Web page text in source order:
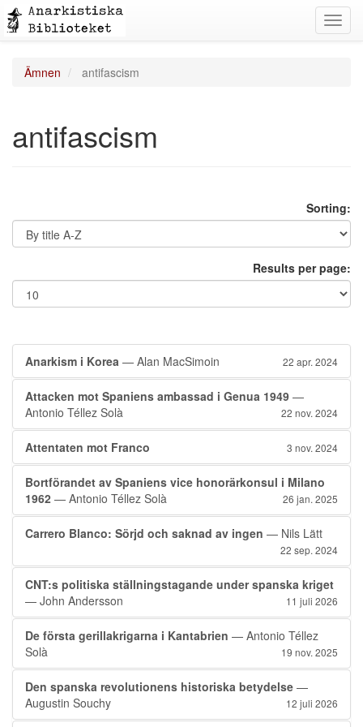
Ämnen antifascism
antifascism
Sorting:
Results per page:
Anarkism i Korea — Alan MacSimoin 22 apr. 2024
Attacken mot Spaniens ambassad i Genua 1949 —
Antonio Téllez Solà
22 nov. 2024
Attentaten mot Franco 3 nov. 2024
Bortförandet av Spaniens vice honorärkonsul i Milano
1962 — Antonio Téllez Solà 26 jan. 2025
Carrero Blanco: Sörjd och saknad av ingen — Nils Lätt
22 sep. 2024
CNT:s politiska ställningstagande under spanska kriget
— John Andersson
11 juli 2026
De första gerillakrigarna i Kantabrien — Antonio Téllez
Solà
19 nov. 2025
Den spanska revolutionens historiska betydelse —
Augustin Souchy
12 juli 2026